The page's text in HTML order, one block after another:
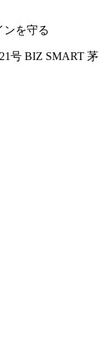
ンを守る
号 BIZ SMART 茅